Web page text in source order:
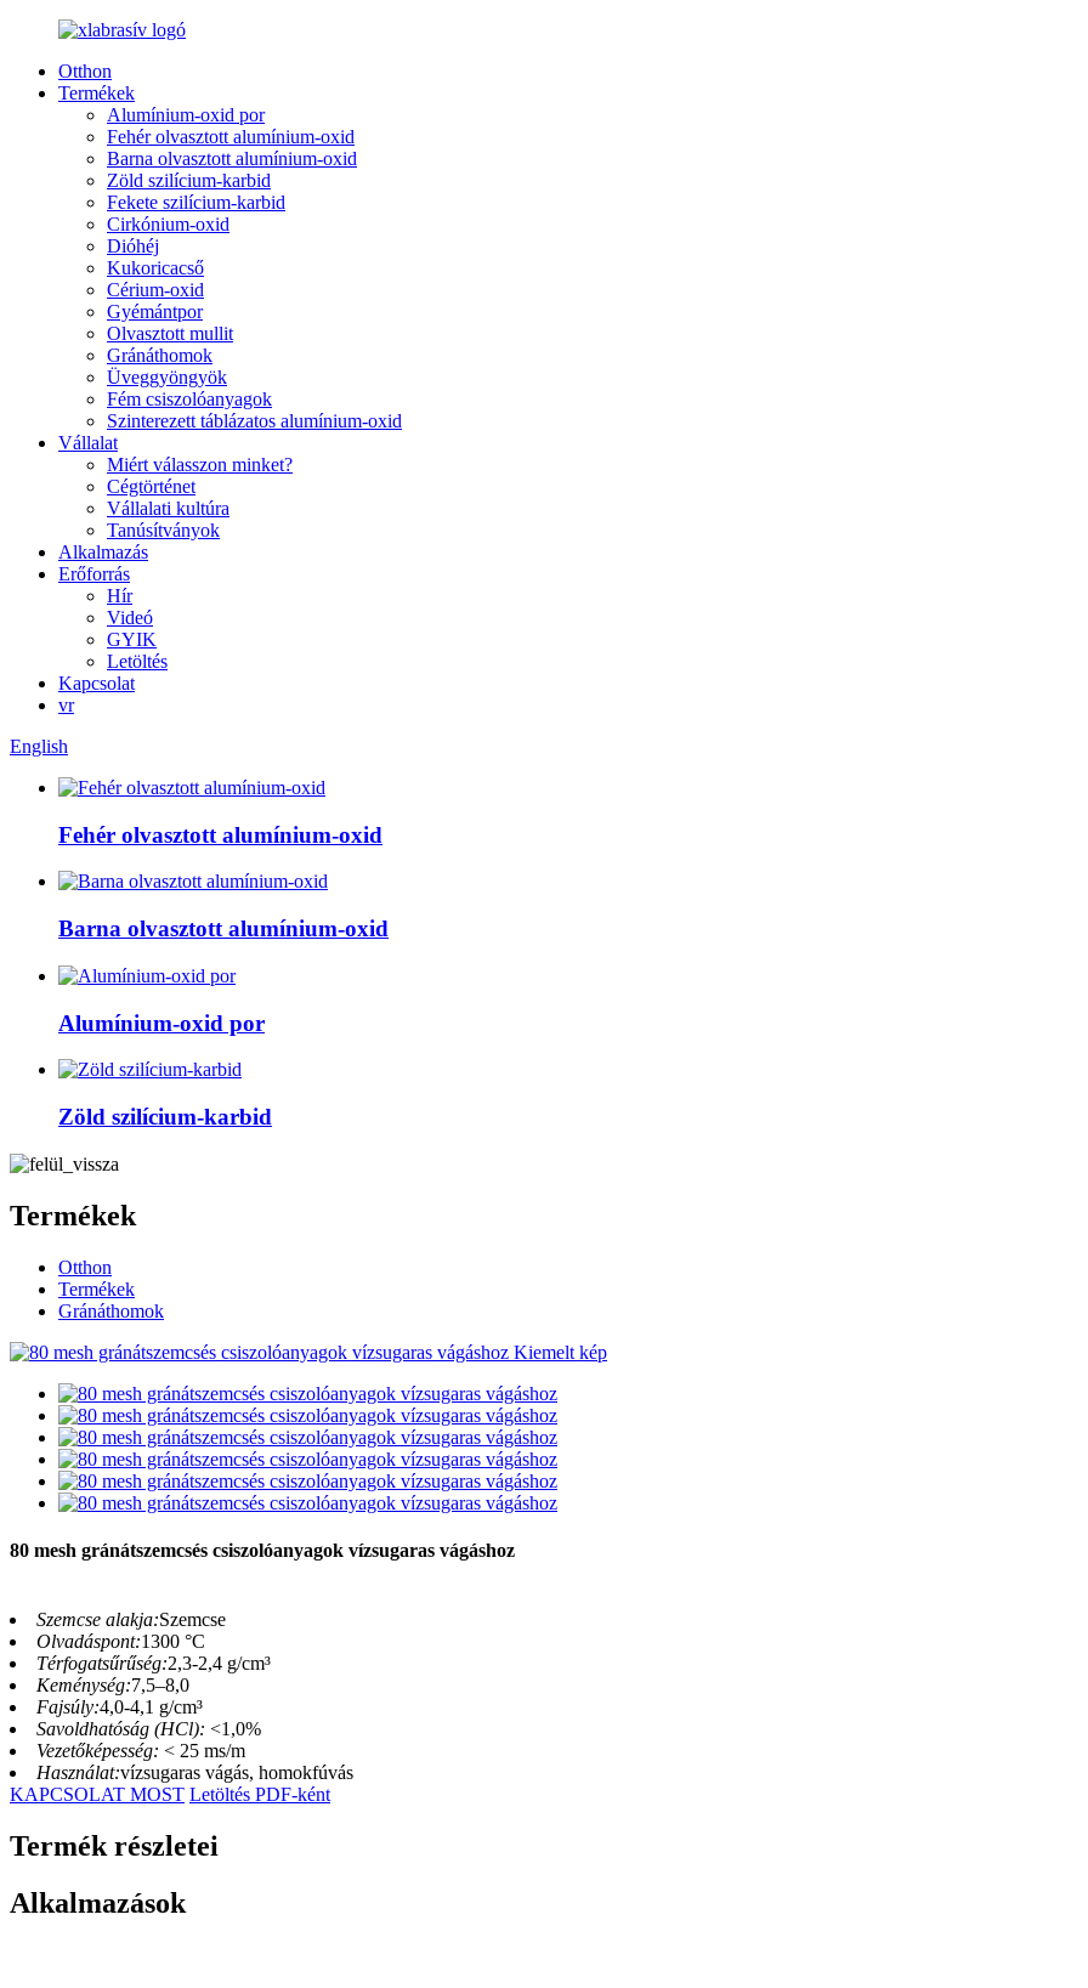
Otthon
Termékek
Alumínium-oxid por
Fehér olvasztott alumínium-oxid
Barna olvasztott alumínium-oxid
Zöld szilícium-karbid
Fekete szilícium-karbid
Cirkónium-oxid
Dióhéj
Kukoricacső
Cérium-oxid
Gyémántpor
Olvasztott mullit
Gránáthomok
Üveggyöngyök
Fém csiszolóanyagok
Szinterezett táblázatos alumínium-oxid
Vállalat
Miért válasszon minket?
Cégtörténet
Vállalati kultúra
Tanúsítványok
Alkalmazás
Erőforrás
Hír
Videó
GYIK
Letöltés
Kapcsolat
vr
English
Fehér olvasztott alumínium-oxid
Barna olvasztott alumínium-oxid
Alumínium-oxid por
Zöld szilícium-karbid
Termékek
Otthon
Termékek
Gránáthomok
80 mesh gránátszemcsés csiszolóanyagok vízsugaras vágáshoz
Szemcse alakja:Szemcse
Olvadáspont:1300 °C
Térfogatsűrűség:2,3-2,4 g/cm³
Keménység:7,5–8,0
Fajsúly:4,0-4,1 g/cm³
Savoldhatóság (HCl): <1,0%
Vezetőképesség: < 25 ms/m
Használat:vízsugaras vágás, homokfúvás
KAPCSOLAT MOST Letöltés PDF-ként
Termék részletei
Alkalmazások